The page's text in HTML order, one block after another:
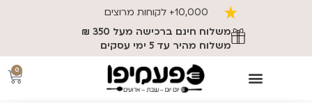
10,000+ לקוחות מרוצים
משלוח חינם ברכישה מעל 350 ₪
משלוח מהיר עד 5 ימי עסקים
0